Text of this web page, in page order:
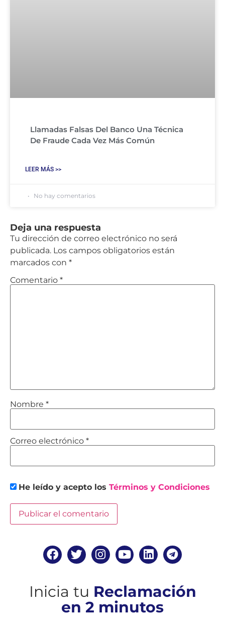
Llamadas Falsas Del Banco Una Técnica
De Fraude Cada Vez Más Común
LEER MÁS >>
No hay comentarios
Deja una respuesta
Tu dirección de correo electrónico no será
publicada. Los campos obligatorios están
marcados con *
Comentario *
Nombre *
Correo electrónico *
He leído y acepto los Términos y Condiciones
Inicia tu Reclamación
en 2 minutos